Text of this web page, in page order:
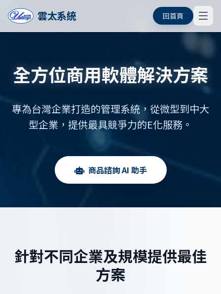
雲太系統 回首頁
全方位商用軟體解決方案
專為台灣企業打造的管理系統，從微型到中大
型企業，提供最具競爭力的E化服務。
商品諮詢 AI 助手
針對不同企業及規模提供最佳
方案